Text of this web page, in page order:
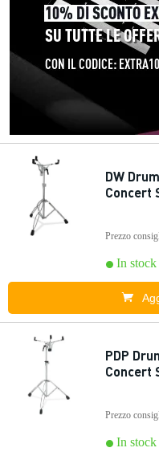
DW
Concert
Prezzo
In
PDP
Concert
Prezzo
In